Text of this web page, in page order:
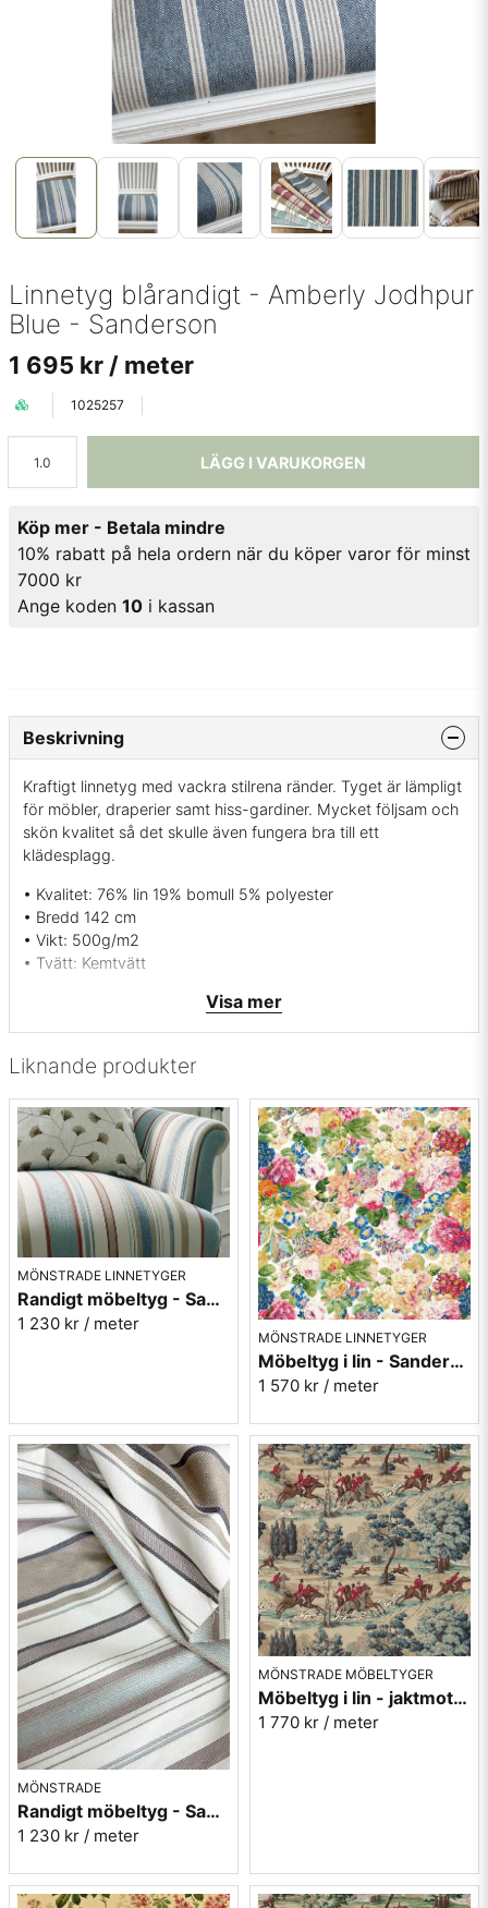
Linnetyg blårandigt - Amberly Jodhpur
Blue - Sanderson
1 695 kr / meter
1025257
LÄGG I VARUKORGEN
Köp mer - Betala mindre
10% rabatt på hela ordern när du köper varor för minst
7000 kr
Ange koden 10 i kassan
Liknande produkter
MÖNSTRADE LINNETYGER
Randigt möbeltyg - Sanderson Dobby Stripe Brick
1 230 kr / meter
MÖNSTRADE LINNETYGER
Möbeltyg i lin - Sanderson - Very rose and peony - multi
1 570 kr / meter
MÖNSTRADE
Randigt möbeltyg - Sanderson Dobby Stripe Mineral
1 230 kr / meter
MÖNSTRADE MÖBELTYGER
Möbeltyg i lin - jaktmotiv - Tally ho - teal/ruby
1 770 kr / meter
Beskrivning
Kraftigt linnetyg med vackra stilrena ränder. Tyget är lämpligt
för möbler, draperier samt hiss-gardiner. Mycket följsam och
skön kvalitet så det skulle även fungera bra till ett
klädesplagg.
• Kvalitet: 76% lin 19% bomull 5% polyester
• Bredd 142 cm
• Vikt: 500g/m2
• Tvätt: Kemtvätt
• Tillverkningsland: Italien
• Rapportbredd: 22cm
• Färg: mörk indigoblå, offwhite samt beige
• Mönsterbild: Längsgående - ränderna följer längs med
tyget
• Beställningsvara, ingen returrätt
Vill du ha ett tygprov maila mig på:info@broarne.se
Visa mer